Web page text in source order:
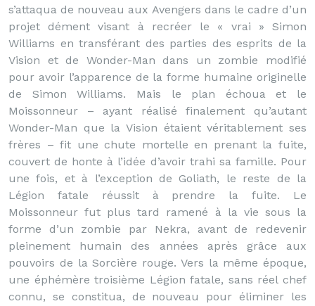
s’attaqua de nouveau aux Avengers dans le cadre d’un
projet dément visant à recréer le « vrai » Simon
Williams en transférant des parties des esprits de la
Vision et de Wonder-Man dans un zombie modifié
pour avoir l’apparence de la forme humaine originelle
de Simon Williams. Mais le plan échoua et le
Moissonneur – ayant réalisé finalement qu’autant
Wonder-Man que la Vision étaient véritablement ses
frères – fit une chute mortelle en prenant la fuite,
couvert de honte à l’idée d’avoir trahi sa famille. Pour
une fois, et à l’exception de Goliath, le reste de la
Légion fatale réussit à prendre la fuite. Le
Moissonneur fut plus tard ramené à la vie sous la
forme d’un zombie par Nekra, avant de redevenir
pleinement humain des années après grâce aux
pouvoirs de la Sorcière rouge. Vers la même époque,
une éphémère troisième Légion fatale, sans réel chef
connu, se constitua, de nouveau pour éliminer les